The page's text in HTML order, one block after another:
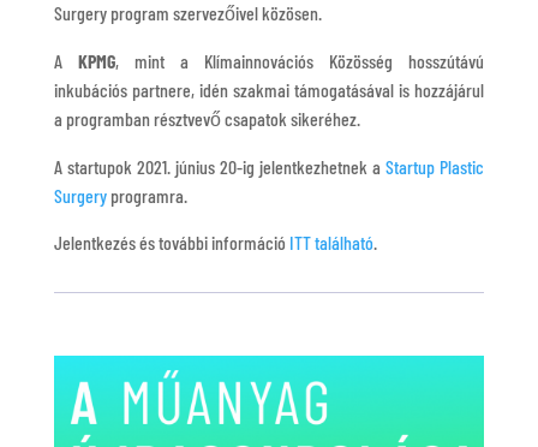
Surgery program szervezőivel közösen.
A KPMG, mint a Klímainnovációs Közösség hosszútávú
inkubációs partnere, idén szakmai támogatásával is hozzájárul
a programban résztvevő csapatok sikeréhez.
A startupok 2021. június 20-ig jelentkezhetnek aStartup Plastic
Surgeryprogramra.
Jelentkezés és további információ ITT található.